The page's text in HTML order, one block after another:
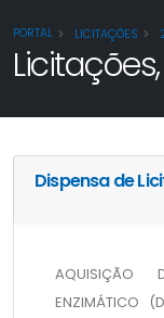
PORTAL LICITAÇÕES
Dispensa de
AQUISIÇÃO
ENZIMÁTICO